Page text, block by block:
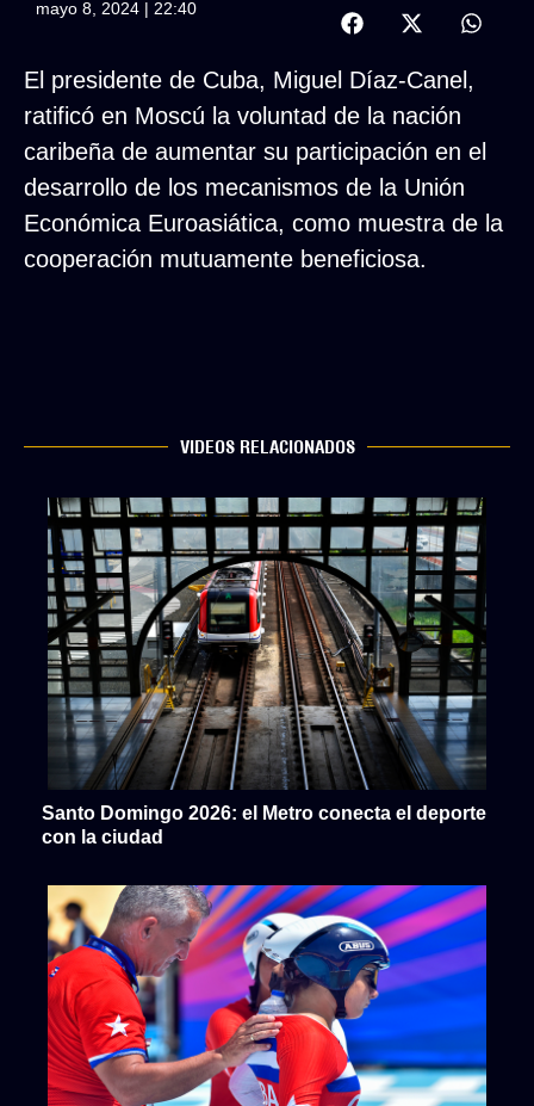
mayo 8, 2024 | 22:40
El presidente de Cuba, Miguel Díaz-Canel,
ratificó en Moscú la voluntad de la nación
caribeña de aumentar su participación en el
desarrollo de los mecanismos de la Unión
Económica Euroasiática, como muestra de la
cooperación mutuamente beneficiosa.
VIDEOS RELACIONADOS
Santo Domingo 2026: el Metro conecta el deporte
con la ciudad